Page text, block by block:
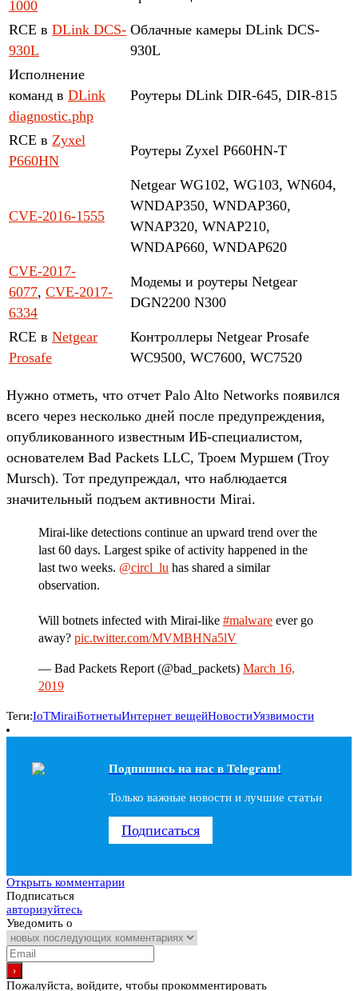
1000
RCE в DLink DCS-
930L
Облачные камеры DLink DCS-
930L
Исполнение
команд в DLink
diagnostic.php
Роутеры DLink DIR-645, DIR-815
RCE в Zyxel
P660HN
Роутеры Zyxel P660HN-T
CVE-2016-1555
Netgear WG102, WG103, WN604,
WNDAP350, WNDAP360,
WNAP320, WNAP210,
WNDAP660, WNDAP620
CVE-2017-
6077, CVE-2017-
6334
Модемы и роутеры Netgear
DGN2200 N300
RCE в Netgear
Prosafe
Контроллеры Netgear Prosafe
WC9500, WC7600, WC7520
Нужно отметь, что отчет Palo Alto Networks появился
всего через несколько дней после предупреждения,
опубликованного известным ИБ-специалистом,
основателем Bad Packets LLC, Троем Муршем (Troy
Mursch). Тот предупреждал, что наблюдается
значительный подъем активности Mirai.
Mirai-like detections continue an upward trend over the
last 60 days. Largest spike of activity happened in the
last two weeks. @circl_lu has shared a similar
observation.
Will botnets infected with Mirai-like #malware ever go
away? pic.twitter.com/MVMBHNa5lV
— Bad Packets Report (@bad_packets) March 16,
2019
Теги:IoTMiraiБотнетыИнтернет вещейНовостиУязвимости
Подпишись на наc в Telegram!
Только важные новости и лучшие статьи
Подписаться
Открыть комментарии
Подписаться
авторизуйтесь
Уведомить о
Пожалуйста, войдите, чтобы прокомментировать